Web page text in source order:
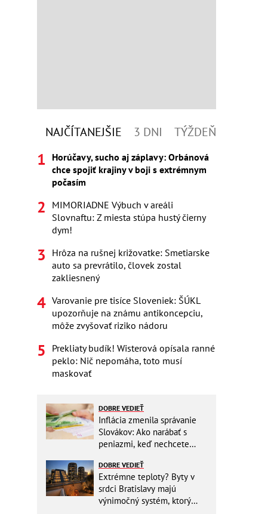
NAJČÍTANEJŠIE 3 DNI TÝŽDEŇ
Horúčavy, sucho aj záplavy: Orbánová
chce spojiť krajiny v boji s extrémnym
počasím
MIMORIADNE Výbuch v areáli
Slovnaftu: Z miesta stúpa hustý čierny
dym!
Hrôza na rušnej križovatke: Smetiarske
auto sa prevrátilo, človek zostal
zakliesnený
Varovanie pre tisíce Sloveniek: ŠÚKL
upozorňuje na známu antikoncepciu,
môže zvyšovať riziko nádoru
Prekliaty budík! Wisterová opísala ranné
peklo: Nič nepomáha, toto musí
maskovať
DOBRE VEDIEŤ
Inflácia zmenila správanie
Slovákov: Ako narábať s
peniazmi, keď nechcete
DOBRE VEDIEŤ
Extrémne teploty? Byty v
srdci Bratislavy majú
výnimočný systém, ktorý